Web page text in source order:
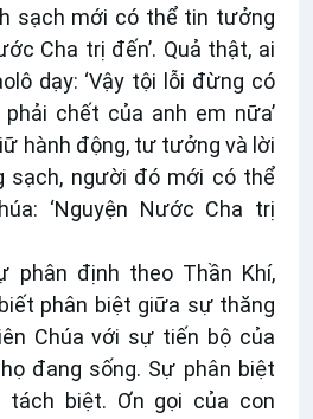
sạch mới có thể tin tưởng
Cha trị đến’. Quả thật, ai
dạy: ‘Vậy tội lỗi đừng có
chết của anh em nữa’
hành động, tư tưởng và lời
sạch, người đó mới có thể
‘Nguyện Nước Cha trị
phân định theo Thần Khí,
phân biệt giữa sự thăng
Chúa với sự tiến bộ của
đang sống. Sự phân biệt
tách biệt. Ơn gọi của con